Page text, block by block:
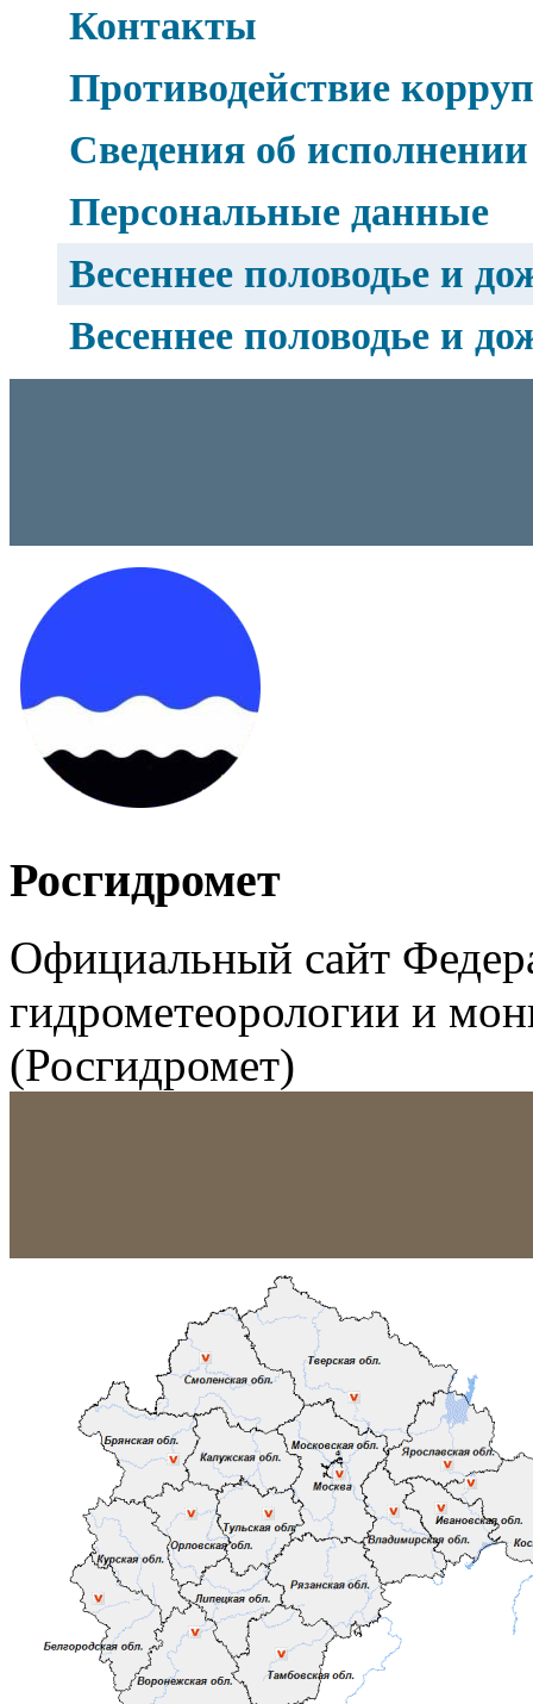
Контакты
Противодействие
Сведения об
Персональные данные
Весеннее половодье и
Весеннее половодье и
Росгидромет
Официальный сайт
гидрометеорологии и
(Росгидромет)